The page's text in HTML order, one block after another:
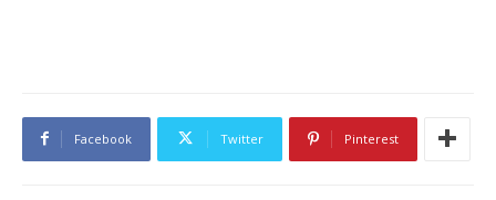
Facebook Twitter Pinterest